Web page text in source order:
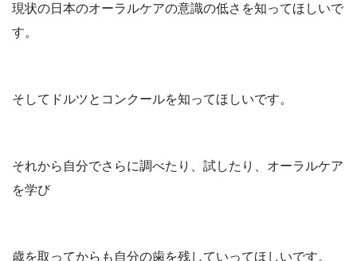
現状の日本のオーラルケアの意識の低さを知ってほしいで
す。
そしてドルツとコンクールを知ってほしいです。
それから自分でさらに調べたり、試したり、オーラルケア
を学び
歳を取ってからも自分の歯を残していってほしいです。